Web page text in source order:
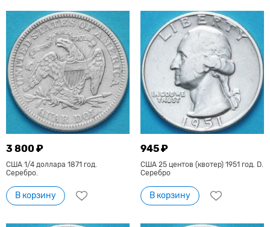
3 800 ₽
США 1/4 доллара 1871 год.
Серебро.
В корзину
945 ₽
США 25 центов (квотер) 1951 год. D.
Серебро
В корзину